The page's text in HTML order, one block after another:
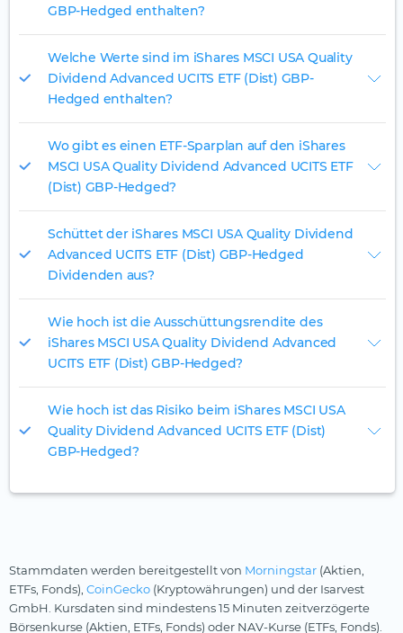
GBP-Hedged enthalten?
Welche Werte sind im iShares MSCI USA Quality
Dividend Advanced UCITS ETF (Dist) GBP-
Hedged enthalten?
Wo gibt es einen ETF-Sparplan auf den iShares
MSCI USA Quality Dividend Advanced UCITS ETF
(Dist) GBP-Hedged?
Schüttet der iShares MSCI USA Quality Dividend
Advanced UCITS ETF (Dist) GBP-Hedged
Dividenden aus?
Wie hoch ist die Ausschüttungsrendite des
iShares MSCI USA Quality Dividend Advanced
UCITS ETF (Dist) GBP-Hedged?
Wie hoch ist das Risiko beim iShares MSCI USA
Quality Dividend Advanced UCITS ETF (Dist)
GBP-Hedged?
Stammdaten werden bereitgestellt von Morningstar (Aktien,
ETFs, Fonds), CoinGecko (Kryptowährungen) und der Isarvest
GmbH. Kursdaten sind mindestens 15 Minuten zeitverzögerte
Börsenkurse (Aktien, ETFs, Fonds) oder NAV-Kurse (ETFs, Fonds).